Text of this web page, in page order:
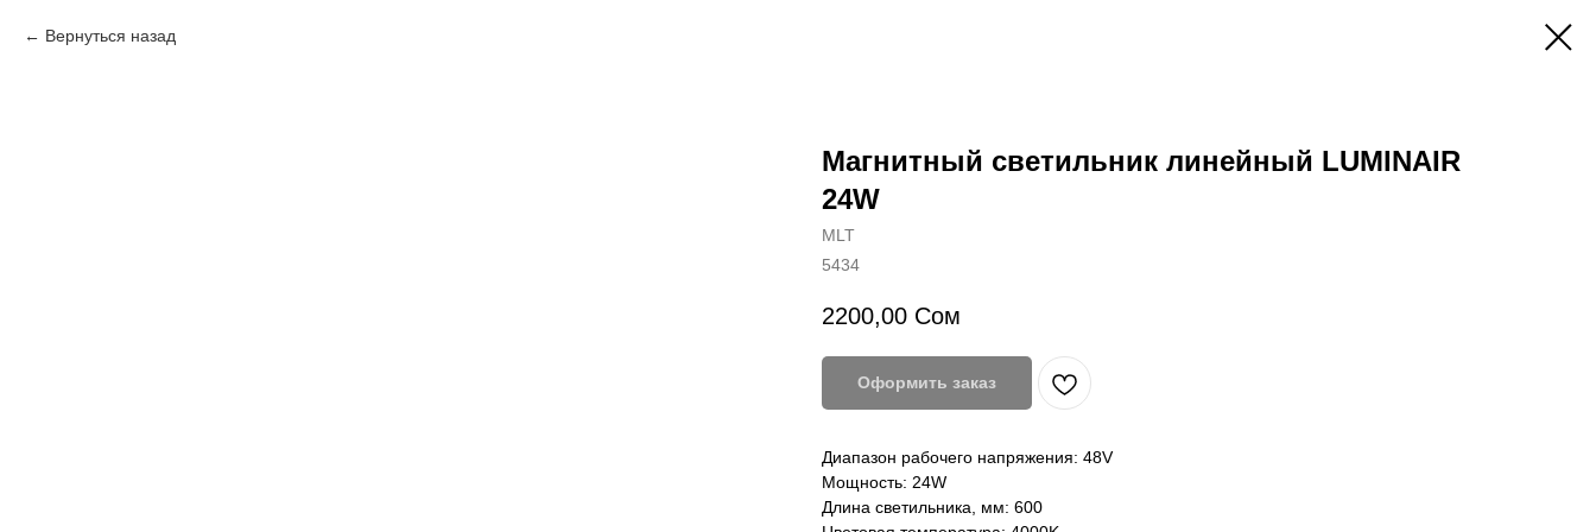
Вернуться назад
Магнитный светильник линейный LUMINAIR
24W
MLT
5434
2200,00 Сом
Оформить заказ
Диапазон рабочего напряжения: 48V
Мощность: 24W
Длина светильника, мм: 600